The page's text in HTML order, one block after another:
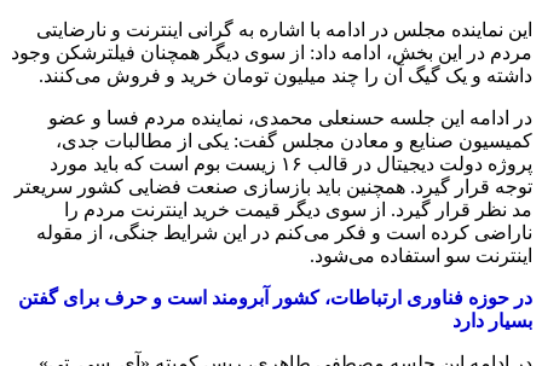
این نماینده مجلس در ادامه با اشاره به گرانی اینترنت و نارضایتی
مردم در این بخش، ادامه داد: از سوی دیگر همچنان فیلترشکن وجود
داشته و یک گیگ آن را چند میلیون تومان خرید و فروش می‌کنند.
در ادامه این جلسه حسنعلی محمدی، نماینده مردم فسا و عضو
کمیسیون صنایع و معادن مجلس گفت: یکی از مطالبات جدی،
پروژه دولت دیجیتال در قالب ۱۶ زیست بوم است که باید مورد
توجه قرار گیرد. همچنین باید بازسازی صنعت فضایی کشور سریعتر
مد نظر قرار گیرد. از سوی دیگر قیمت خرید اینترنت مردم را
ناراضی کرده است و فکر می‌کنم در این شرایط جنگی، از مقوله
اینترنت سو استفاده می‌شود.
در حوزه فناوری ارتباطات، کشور آبرومند است و حرف برای گفتن
بسیار دارد